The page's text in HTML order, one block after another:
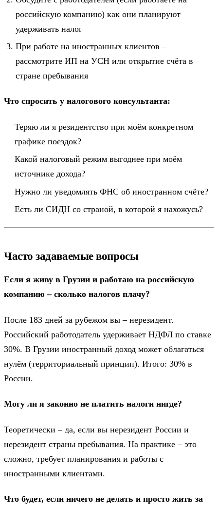
российскую компанию) как они планируют
удерживать налог
При работе на иностранных клиентов –
рассмотрите ИП на УСН или открытие счёта в
стране пребывания
Что спросить у налогового консультанта:
Теряю ли я резидентство при моём конкретном
графике поездок?
Какой налоговый режим выгоднее при моём
источнике дохода?
Нужно ли уведомлять ФНС об иностранном счёте?
Есть ли СИДН со страной, в которой я нахожусь?
Часто задаваемые вопросы
Если я живу в Грузии и работаю на российскую
компанию – сколько налогов плачу?
После 183 дней за рубежом вы – нерезидент.
Российский работодатель удерживает НДФЛ по ставке
30%. В Грузии иностранный доход может облагаться
нулём (территориальный принцип). Итого: 30% в
России.
Могу ли я законно не платить налоги нигде?
Теоретически – да, если вы нерезидент России и
нерезидент страны пребывания. На практике – это
сложно, требует планирования и работы с
иностранными клиентами.
Что будет, если ничего не делать и просто жить за